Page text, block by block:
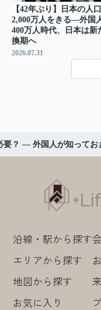
【42年ぶり】日本の人
2,000万人をきる―外国
400万人時代、日本は新
換期へ
2026.07.31
要？ ― 外国人が知って
沿線・駅から探す
エリアから探す
地図から探す
お気に入り